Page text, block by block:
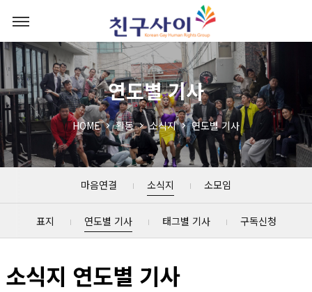
연도별 기사
HOME 활동 소식지 연도별 기사
마음연결 소식지 소모임
표지 연도별 기사 태그별 기사 구독신청
소식지 연도별 기사